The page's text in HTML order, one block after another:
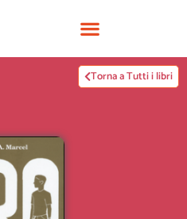
Torna a Tutti i libri